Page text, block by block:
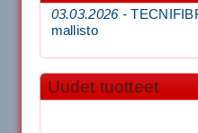
03.03.2026 -
mallisto
Uudet tuotteet